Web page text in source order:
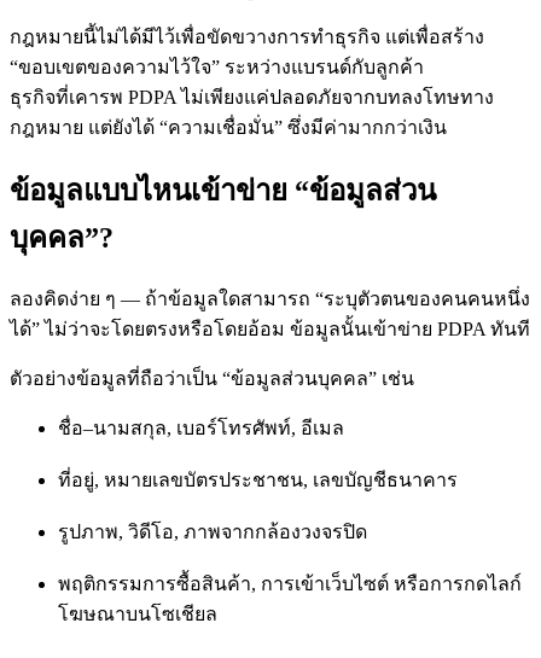
กฎหมายนี้ไม่ได้มีไว้เพื่อขัดขวางการทำธุรกิจ แต่เพื่อสร้าง
“ขอบเขตของความไว้ใจ” ระหว่างแบรนด์กับลูกค้า
ธุรกิจที่เคารพ PDPA ไม่เพียงแค่ปลอดภัยจากบทลงโทษทาง
กฎหมาย แต่ยังได้ “ความเชื่อมั่น” ซึ่งมีค่ามากกว่าเงิน
ข้อมูลแบบไหนเข้าข่าย “ข้อมูลส่วน
บุคคล”?
ลองคิดง่าย ๆ — ถ้าข้อมูลใดสามารถ “ระบุตัวตนของคนคนหนึ่ง
ได้” ไม่ว่าจะโดยตรงหรือโดยอ้อม ข้อมูลนั้นเข้าข่าย PDPA ทันที
ตัวอย่างข้อมูลที่ถือว่าเป็น “ข้อมูลส่วนบุคคล” เช่น
ชื่อ–นามสกุล, เบอร์โทรศัพท์, อีเมล
ที่อยู่, หมายเลขบัตรประชาชน, เลขบัญชีธนาคาร
รูปภาพ, วิดีโอ, ภาพจากกล้องวงจรปิด
พฤติกรรมการซื้อสินค้า, การเข้าเว็บไซต์ หรือการกดไลก์
โฆษณาบนโซเชียล